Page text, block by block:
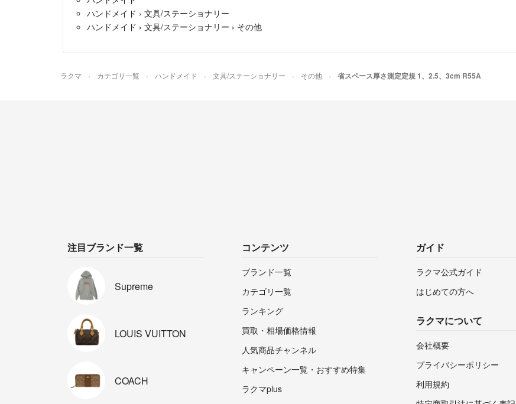
ハンドメイド › 文具/ステーショナリー
ハンドメイド › 文具/ステーショナリー › その他
ラクマ カテゴリ一覧 ハンドメイド 文具/ステーショナリー その他 省スペース厚さ測定定規 1、2.5、3cm R55A
注目ブランド一覧
Supreme
LOUIS VUITTON
COACH
コンテンツ
ブランド一覧
カテゴリ一覧
ランキング
買取・相場価格情報
人気商品チャンネル
キャンペーン一覧・おすすめ特集
ラクマplus
ガイド
ラクマ公式ガイド
はじめての方へ
ラクマについて
会社概要
プライバシーポリシー
利用規約